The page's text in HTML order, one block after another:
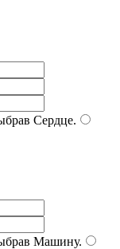
Сердце.
Машину.